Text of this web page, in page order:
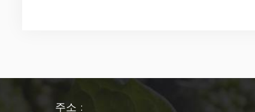
주소 :